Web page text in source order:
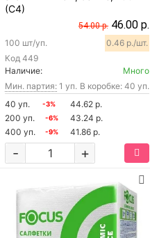
(С4)
54.00 р. 46.00 р.
Код 449
100 шт/уп. 0.46 р./шт.
Наличие:
Много
Мин. партия: 1 уп. В коробке: 40 уп.
40 уп.
-3%
44.62 р.
200 уп.
-6%
43.24 р.
400 уп.
-9% 41.86 р.
+
-